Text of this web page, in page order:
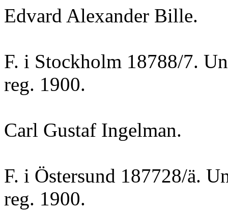
Edvard Alexander Bille.
F. i Stockholm 18788/7.
reg. 1900.
Carl Gustaf Ingelman.
F. i Östersund 187728/ä.
reg. 1900.